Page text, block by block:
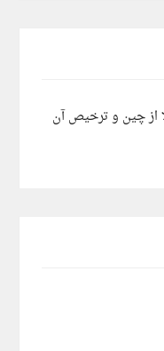
از چین و ترخیص آن